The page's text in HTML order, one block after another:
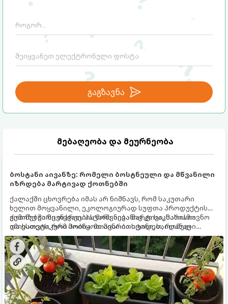
გაგზავნა
მებაღეობა და მეურნეობა
ბოსტანი აივანზე: რომელი ბოსტნეული და მწვანილი
იზრდება მარტივად ქოთნებში
ქალაქში ცხოვრება იმას არ ნიშნავს, რომ საკუთარი
ხელით მოყვანილი, ეკოლოგიურად სუფთა პროდუქტის
გემოზე უარი თქვათ. პატარა აივანიც კი საკმარისია
იმისათვის, რომ მოიწყოთ მინი-ბოსტანი, საიდანაც
ყოველდღიურად ახალ, არომატულ მწვანილსა და
ბოსტნეულს მოკრეფთ.
ქოთნებში მცენარეების მოშენება მარტივი, სასიამოვნო
და ესთეტიკური ჰობია. მთავარია იცოდეთ, რომელი
კულტურები ეგუებიან ქოთნის პირობებს ყველაზე კარგად
და როგორ მოუაროთ მათ სწორად.